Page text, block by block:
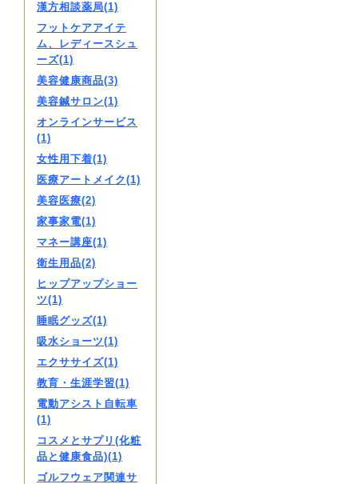
漢方相談薬局(1)
フットケアアイテ
ム、レディースシュ
ーズ(1)
美容健康商品(3)
美容鍼サロン(1)
オンラインサービス
(1)
女性用下着(1)
医療アートメイク(1)
美容医療(2)
家事家電(1)
マネー講座(1)
衛生用品(2)
ヒップアップショー
ツ(1)
睡眠グッズ(1)
吸水ショーツ(1)
エクササイズ(1)
教育・生涯学習(1)
電動アシスト自転車
(1)
コスメとサプリ(化粧
品と健康食品)(1)
ゴルフウェア関連サ